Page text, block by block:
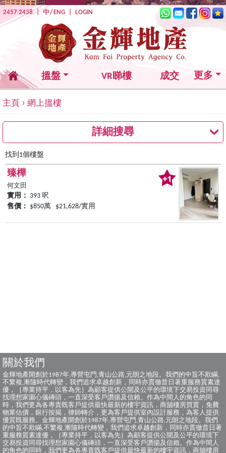
2457 2438|中/ ENG LOGIN
搵盤 VR睇樓 成交 更多
主頁 › 網上搵樓
詳細搜尋
找到1個樓盤
臻樺
何文田
實用： 393 呎
售價： $850萬 $21,628/實用
關於我們
金輝地產開創於1987年,專營屯門,青山公路,元朗之地段。我們的中旨不欺瞞,
不繁複,漸隨時代轉變，我們追求卓越創新，同時亦貫徹昔日著重服務質素達
優，｛專業持平，以客為先｝為顧客提供公開及公平的環境下交易投資同尋
找理想家園心儀磚頭，一直深受客戶讚揚及信賴。作為中間人的角色的同
時，我們更為各專貴既客戶提供最快最新的樓宇資訊，商舖樓房買賣，免費
物業估價，銀行按揭，律師轉介，更為客戶提供室內設計服務，為客人提供
優質既服務。金輝地產開創於1987年,專營屯門,青山公路,元朗之地段。我們
的中旨不欺瞞,不繁複,漸隨時代轉變，我們追求卓越創新，同時亦貫徹昔日著
重服務質素達優，｛專業持平，以客為先｝為顧客提供公開及公平的環境下
交易投資同尋找理想家園心儀磚頭，一直深受客戶讚揚及信賴。作為中間人
的角色的同時，我們更為各專貴既客戶提供最快最新的樓宇資訊，商舖樓房